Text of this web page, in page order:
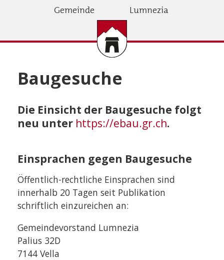
Gemeinde Lumnezia
Baugesuche
Die Einsicht der Baugesuche folgt
neu unter https://ebau.gr.ch.
Einsprachen gegen Baugesuche
Öffentlich-rechtliche Einsprachen sind
innerhalb 20 Tagen seit Publikation
schriftlich einzureichen an:
Gemeindevorstand Lumnezia
Palius 32D
7144 Vella